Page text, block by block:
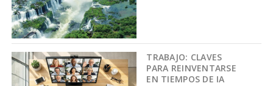
TRABAJO: CLAVES
PARA REINVENTARSE
EN TIEMPOS DE IA